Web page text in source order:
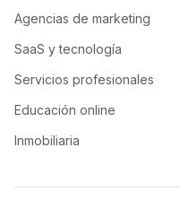
Agencias de marketing
SaaS y tecnología
Servicios profesionales
Educación online
Inmobiliaria